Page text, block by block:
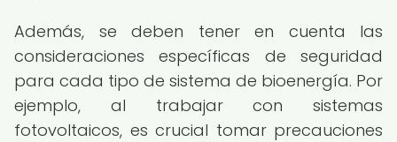
Además, se deben tener en cuenta las
consideraciones específicas de seguridad
para cada tipo de sistema de bioenergía. Por
ejemplo, al trabajar con sistemas
fotovoltaicos, es crucial tomar precauciones